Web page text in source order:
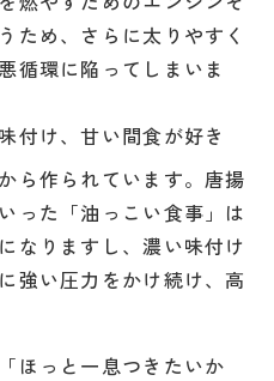
ため、さらに太りやすく
循環に陥ってしまいま
付け、甘い間食が好き
ら作られています。唐揚
った「油っこい食事」は
なりますし、濃い味付け
強い圧力をかけ続け、高
ほっと一息つきたいか